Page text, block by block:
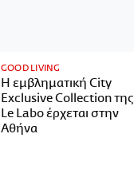
GOOD LIVING
Η εμβληματική City
Exclusive Collection της
Le Labo έρχεται στην
Αθήνα